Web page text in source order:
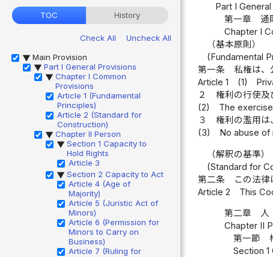
TOC History
Check All Uncheck All
▶ Main Provision
▶ Part I General Provisions
▶ Chapter I Common
Provisions
Article 1 (Fundamental
Principles)
Article 2 (Standard for
Construction)
▶ Chapter II Person
▶ Section 1 Capacity to
Hold Rights
Article 3
▶ Section 2 Capacity to Act
Article 4 (Age of
Majority)
Article 5 (Juristic Act of
Minors)
Article 6 (Permission for
Minors to Carry on
Business)
Article 7 (Ruling for
Part I
第一章 通
Chapter I
（基本原則）
(Fundamental
第一条
私権は、
Article 1
(1)
２
権利の行使及
(2)
The
３
権利の濫用は
(3)
No abuse
（解釈の基準）
(Standard for
第二条
この法律
Article 2
This
第二章 人
Chapter II
第一節
Section